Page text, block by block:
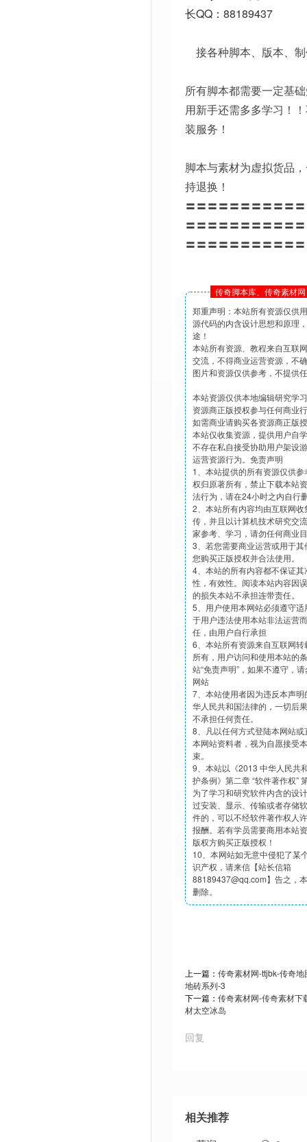
长QQ：88189437
接各种脚本、版本、
所有脚本都需要一定基
用新手还需多多学习！
装服务！
脚本与素材为虚拟货品
持退换！
〓〓〓〓〓〓〓〓〓〓
〓〓〓〓〓〓〓〓〓〓
〓〓〓〓〓〓〓〓〓〓
传奇脚本库、传奇素材
郑重声明：本站所有资源仅供
源代码的内含设计思想和原理
途！
本站所有资源、教程来自互联
交流，不得商业运营资源，不
图片和资源仅供参考，不提供
本站资源仅供本地编辑研究学
资源商正版授权参与任何商业
如需商业请购买各资源商正版
本站仅收集资源，提供用户自
不存在私自接受协助用户架设
运营资源行为。免责声明
1、本站提供的所有资源仅供
权归原著所有，禁止下载本站
法行为，请在24小时之内自行
2、本站所有内容均由互联网
传，并且以计算机技术研究交
家参考、学习，请勿任何商业
3、若您需要商业运营或用于
您购买正版授权并合法使用。
4、本站的所有内容都不保证
性，有效性。阅读本站内容因
的损失本站不承担连带责任。
5、用户使用本网站必须遵守
于用户违法使用本站非法运营
任，由用户自行承担
6、本站所有资源来自互联网
所有，用户访问和使用本站的
站“免责声明”，如果不遵守，
网站
7、本站使用者因为违反本声
华人民共和国法律的，一切后
不承担任何责任。
8、凡以任何方式登陆本网站
本网站资料者，视为自愿接受
束。
9、本站以《2013 中华人民共
护条例》第二章 “软件著作权”
为了学习和研究软件内含的设
过安装、显示、传输或者存储
件的，可以不经软件著作权人
报酬。若有学员需要商用本站
版权方购买正版授权！
10、本网站如无意中侵犯了某
识产权，请来信【站长信箱
88189437@qq.com】告之，
删除。
上一篇： 传奇素材网-ttjbk-传奇
地砖系列-3
下一篇： 传奇素材网-传奇素材下
材太空冰岛
回复
相关推荐